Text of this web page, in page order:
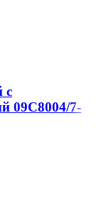
с
09С8004/7-